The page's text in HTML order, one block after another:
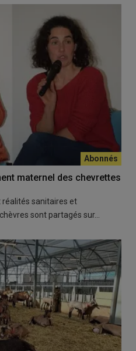
maternel des chevrettes
réalités sanitaires et
sont partagés sur…